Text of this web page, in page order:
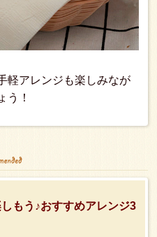
軽アレンジも楽しみなが
う！
もう♪おすすめアレンジ3